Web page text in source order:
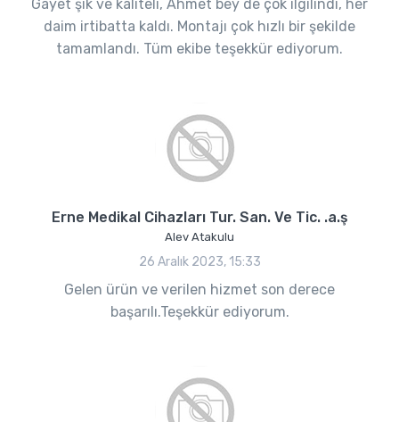
Gayet şık ve kaliteli, Ahmet bey de çok ilgilindi, her
daim irtibatta kaldı. Montajı çok hızlı bir şekilde
tamamlandı. Tüm ekibe teşekkür ediyorum.
Erne Medikal Cihazları Tur. San. Ve Tic. .a.ş
Alev Atakulu
26 Aralık 2023, 15:33
Gelen ürün ve verilen hizmet son derece
başarılı.Teşekkür ediyorum.